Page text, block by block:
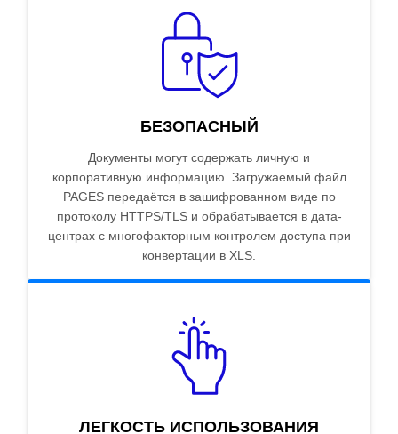
БЕЗОПАСНЫЙ
Документы могут содержать личную и
корпоративную информацию. Загружаемый файл
PAGES передаётся в зашифрованном виде по
протоколу HTTPS/TLS и обрабатывается в дата-
центрах с многофакторным контролем доступа при
конвертации в XLS.
ЛЕГКОСТЬ ИСПОЛЬЗОВАНИЯ